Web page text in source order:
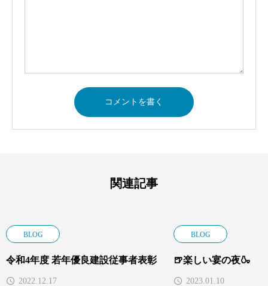
関連記事
BLOG
令和4年度 若年優良建設従事者表彰
2022.12.17
BLOG
🍺楽しい宴の夜🍶
2023.01.10